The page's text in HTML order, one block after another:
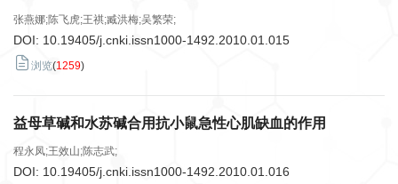
张燕娜;陈飞虎;王祺;臧洪梅;吴繁荣;
DOI: 10.19405/j.cnki.issn1000-1492.2010.01.015
浏览(1259)
益母草碱和水苏碱合用抗小鼠急性心肌缺血的作用
程永凤;王效山;陈志武;
DOI: 10.19405/j.cnki.issn1000-1492.2010.01.016